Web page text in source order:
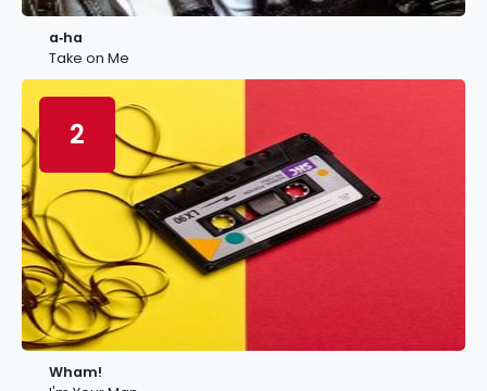
a‐ha
Take on Me
2
Wham!